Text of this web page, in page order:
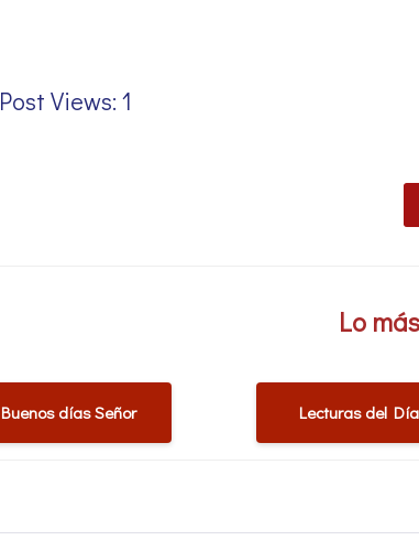
Post Views: 1
Lo
Buenos días Señor Lecturas del Día